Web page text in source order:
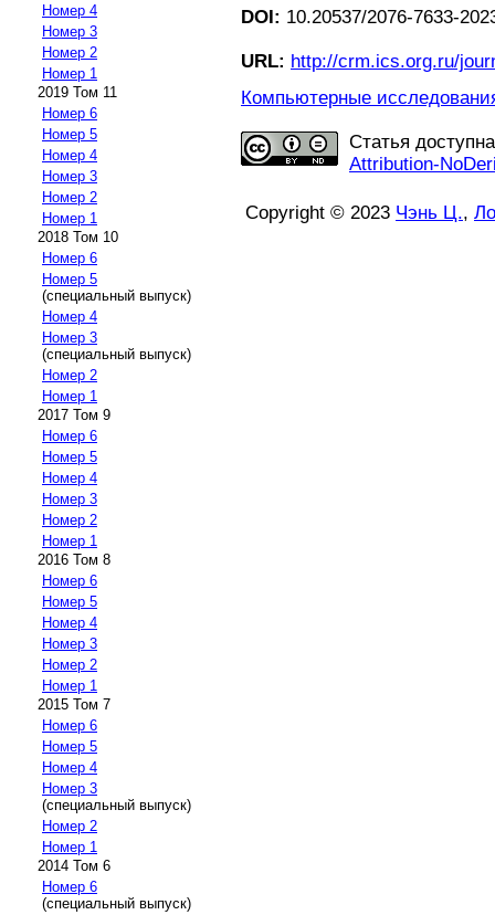
Номер 4
Номер 3
Номер 2
Номер 1
2019 Том 11
Номер 6
Номер 5
Номер 4
Номер 3
Номер 2
Номер 1
2018 Том 10
Номер 6
Номер 5
(специальный выпуск)
Номер 4
Номер 3
(специальный выпуск)
Номер 2
Номер 1
2017 Том 9
Номер 6
Номер 5
Номер 4
Номер 3
Номер 2
Номер 1
2016 Том 8
Номер 6
Номер 5
Номер 4
Номер 3
Номер 2
Номер 1
2015 Том 7
Номер 6
Номер 5
Номер 4
Номер 3
(специальный выпуск)
Номер 2
Номер 1
2014 Том 6
Номер 6
(специальный выпуск)
DOI: 10.20537/2076-7633-
URL: http://crm.ics.org.ru/
Компьютерные
Статья
Attribution-
Copyright © 2023 Чэнь Ц.,